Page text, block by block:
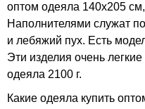
оптом одеяла 140х205
Наполнителями служат
и лебяжий пух. Есть
Эти изделия очень
одеяла 2100 г.
Какие одеяла купить